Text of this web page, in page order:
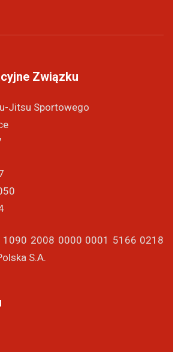
Związku
Jitsu Sportowego
1090 2008 0000 0001 5166 0218
S.A.